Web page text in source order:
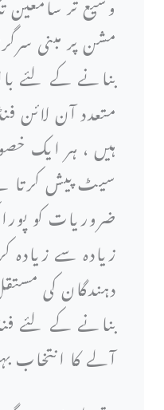
مشن پر مبنی
بنانے کے لئے
متعدد آن لائن
ہیں ، ہر ایک
سیٹ پیش کرتا
ضروریات کو
زیادہ سے زیادہ
دہندگان کی
بنانے کے لئے
آلے کا